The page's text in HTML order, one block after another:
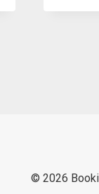
© 2026